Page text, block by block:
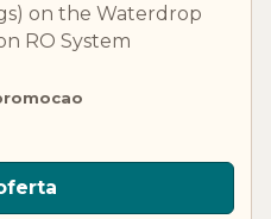
on the Waterdrop
RO System